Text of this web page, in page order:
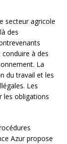
secteur agricole
des
à des
La
du travail et les
Les
les obligations
Azur propose